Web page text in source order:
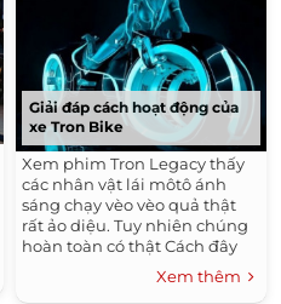
Giải đáp cách hoạt động của
xe Tron Bike
Xem phim Tron Legacy thấy
các nhân vật lái môtô ánh
sáng chạy vèo vèo quả thật
rất ảo diệu. Tuy nhiên chúng
hoàn toàn có thật Cách đây
khoảng hai năm người ta đã
làm ra những chiếc Tron bike
Xem thêm